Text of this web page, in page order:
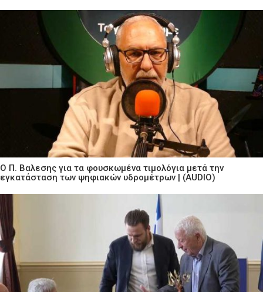
Ο Π. Βαλεσης για τα φουσκωμένα τιμολόγια μετά την
εγκατάσταση των ψηφιακών υδρομέτρων | (AUDIO)